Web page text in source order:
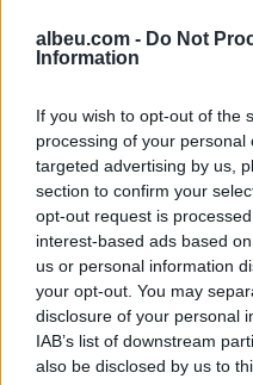
albeu.com - Do Not
Information
If you wish to opt-out of the
processing of your
targeted advertising by us,
section to confirm your
opt-out request is
interest-based ads based
us or personal information
your opt-out. You may
disclosure of your personal
IAB’s list of downstream
also be disclosed by us to
armëpushim në Detin e Zi
Senati konfirmon me
rezultat të ngushtë ish-
avokatin e Trumpit si
Prokuror të Përgjithshëm
të SHBA-së